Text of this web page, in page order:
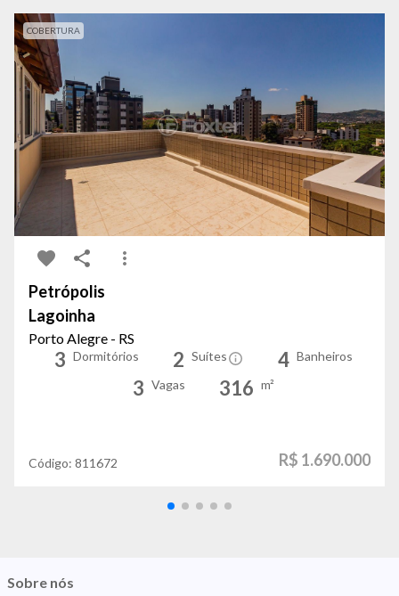
COBERTURA
Petrópolis
Lagoinha
Porto Alegre - RS
3 Dormitórios 2 Suítes 4 Banheiros
3 Vagas 316 m²
Código: 811672 R$ 1.690.000
Sobre nós